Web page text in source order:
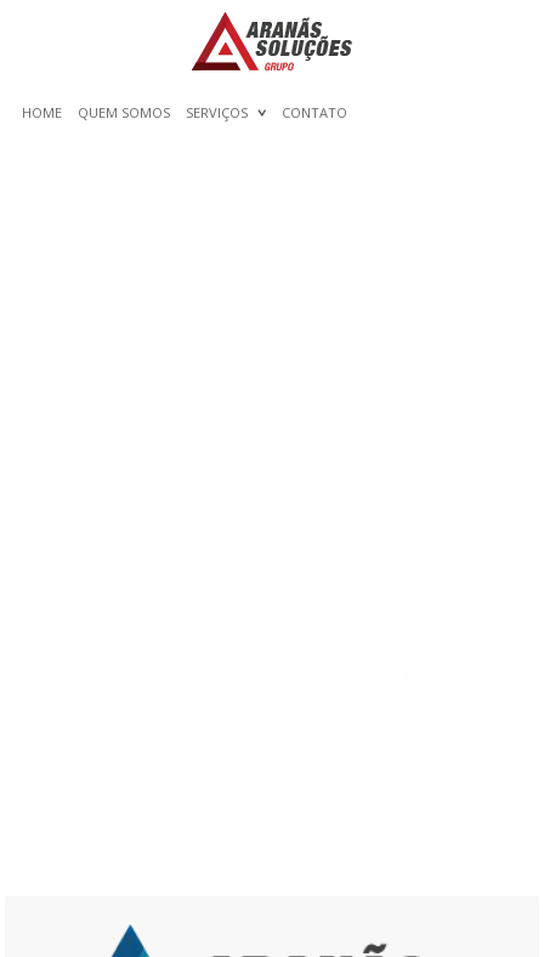
HOME QUEM SOMOS SERVIÇOS CONTATO